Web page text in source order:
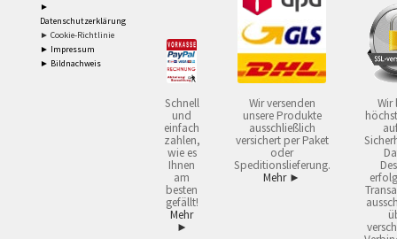
►
Datenschutzerklärung
► Cookie-Richtlinie
► Impressum
► Bildnachweis
Schnell
und
einfach
zahlen,
wie es
Ihnen
am
besten
gefällt!
Mehr
►
Wir versenden
unsere Produkte
ausschließlich
versichert per Paket
oder
Speditionslieferung.
Mehr ►
Wir